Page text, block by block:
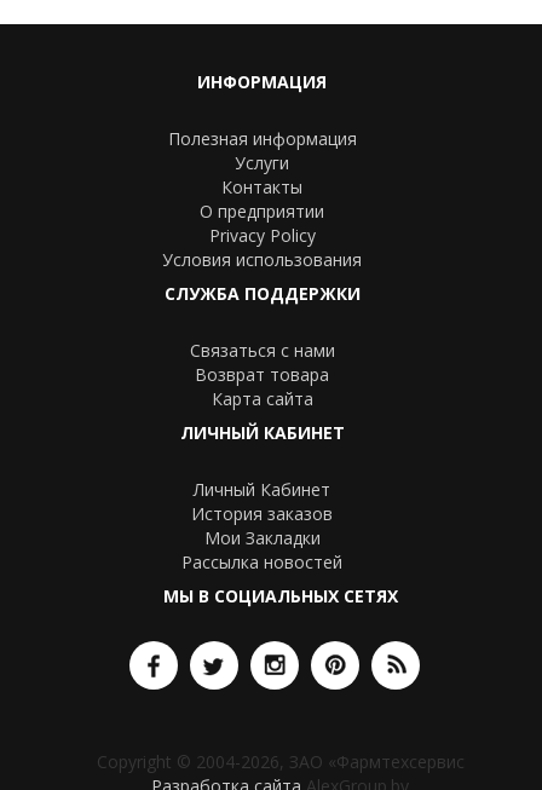
ИНФОРМАЦИЯ
Полезная информация
Услуги
Контакты
О предприятии
Privacy Policy
Условия использования
СЛУЖБА ПОДДЕРЖКИ
Связаться с нами
Возврат товара
Карта сайта
ЛИЧНЫЙ КАБИНЕТ
Личный Кабинет
История заказов
Мои Закладки
Рассылка новостей
МЫ В СОЦИАЛЬНЫХ СЕТЯХ
Copyright © 2004-2026, ЗАО «Фармтехсервис